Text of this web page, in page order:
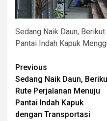
Sedang Naik Daun,
Pantai Indah Kapuk
Post
navigation
Previous
Sedang Naik Daun,
Rute Perjalanan Menuju
Pantai Indah Kapuk
dengan Transportasi